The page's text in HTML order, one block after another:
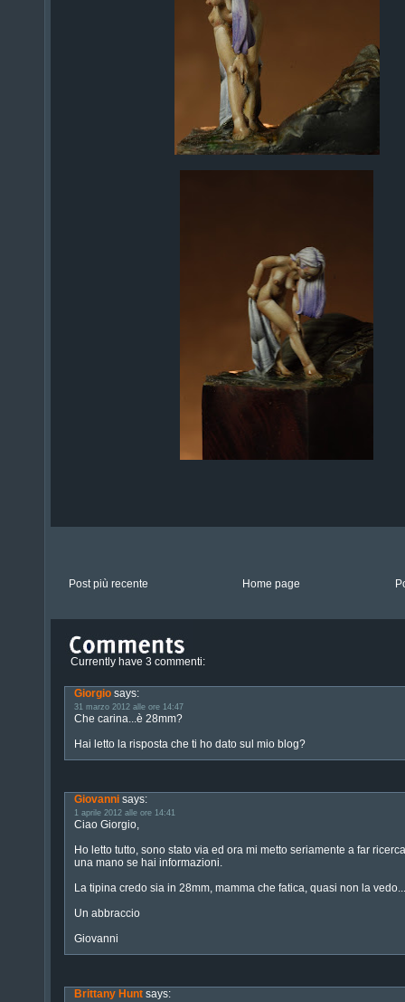
Post più recente Home page
Currently have 3 commenti:
Giorgio says:
31 marzo 2012 alle ore 14:47
Che carina...è 28mm?
Hai letto la risposta che ti ho dato sul mio blog?
Giovanni says:
1 aprile 2012 alle ore 14:41
Ciao Giorgio,
Ho letto tutto, sono stato via ed ora mi metto seriamente a far
una mano se hai informazioni.
La tipina credo sia in 28mm, mamma che fatica, quasi non la vedo...
Un abbraccio
Giovanni
Brittany Hunt says: